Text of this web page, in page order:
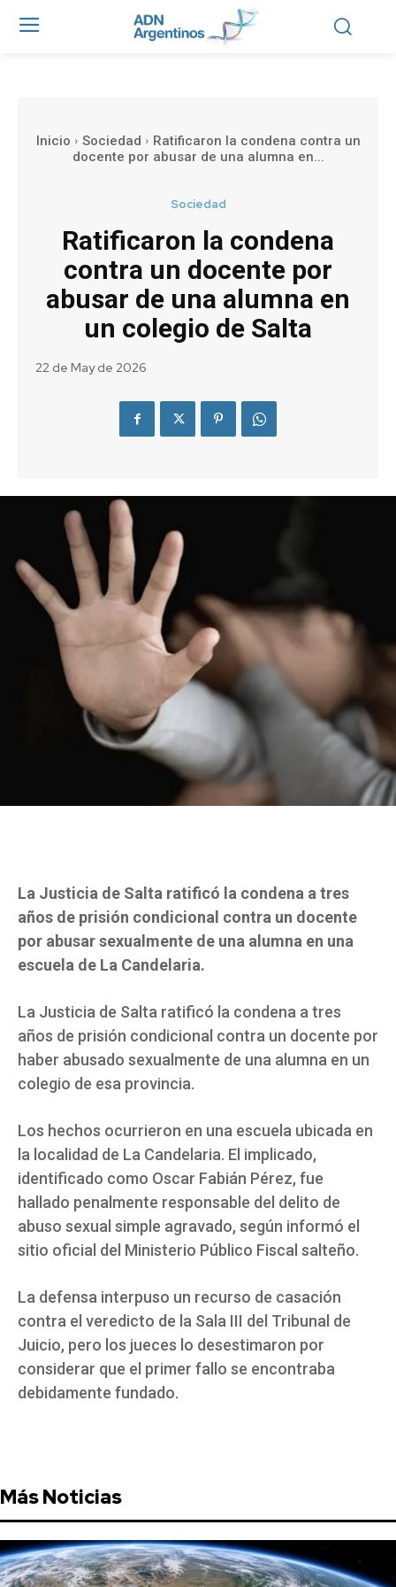
Inicio Sociedad
Ratificaron la condena contra un
docente por abusar de una alumna en...
Sociedad
Ratificaron la condena
contra un docente por
abusar de una alumna en
un colegio de Salta
22 de May de 2026
La Justicia de Salta ratificó la condena a tres
años de prisión condicional contra un docente
por abusar sexualmente de una alumna en una
escuela de La Candelaria.
La Justicia de Salta ratificó la condena a tres
años de prisión condicional contra un docente por
haber abusado sexualmente de una alumna en un
colegio de esa provincia.
Los hechos ocurrieron en una escuela ubicada en
la localidad de La Candelaria. El implicado,
identificado como Oscar Fabián Pérez, fue
hallado penalmente responsable del delito de
abuso sexual simple agravado, según informó el
sitio oficial del Ministerio Público Fiscal salteño.
La defensa interpuso un recurso de casación
contra el veredicto de la Sala III del Tribunal de
Juicio, pero los jueces lo desestimaron por
considerar que el primer fallo se encontraba
debidamente fundado.
Más Noticias